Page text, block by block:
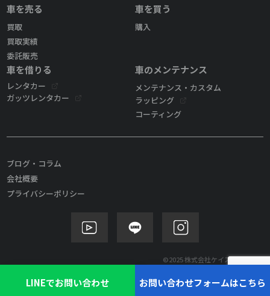
LINEでお問い合わせ お問い合わせフォームはこちら
車を売る
買取
買取実績
委託販売
車を買う
購入
車を借りる
レンタカー
ガッツレンタカー
車のメンテナンス
メンテナンス・カスタム
ラッピング
コーティング
ブログ・コラム
会社概要
プライバシーポリシー
©2025 株式会社ケイズモビリティ